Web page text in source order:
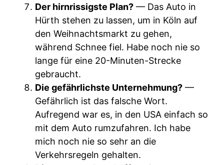
Der hirnrissigste Plan? — Das Auto in
Hürth stehen zu lassen, um in Köln auf
den Weihnachtsmarkt zu gehen,
während Schnee fiel. Habe noch nie so
lange für eine 20-Minuten-Strecke
gebraucht.
Die gefährlichste Unternehmung? —
Gefährlich ist das falsche Wort.
Aufregend war es, in den USA einfach so
mit dem Auto rumzufahren. Ich habe
mich noch nie so sehr an die
Verkehrsregeln gehalten.